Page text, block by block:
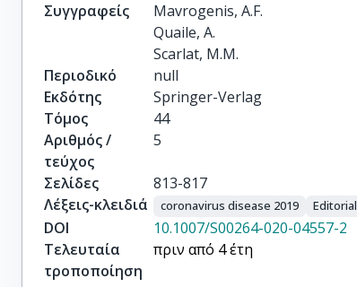
Συγγραφείς
Mavrogenis, A.F.
Quaile, A.
Scarlat, M.M.
Περιοδικό
null
Εκδότης
Springer-Verlag
Τόμος
44
Αριθμός /
τεύχος
5
Σελίδες
813-817
Λέξεις-κλειδιά
coronavirus disease 2019 Editorial
DOI
10.1007/S00264-020-04557-2
Τελευταία
τροποποίηση
πριν από 4 έτη